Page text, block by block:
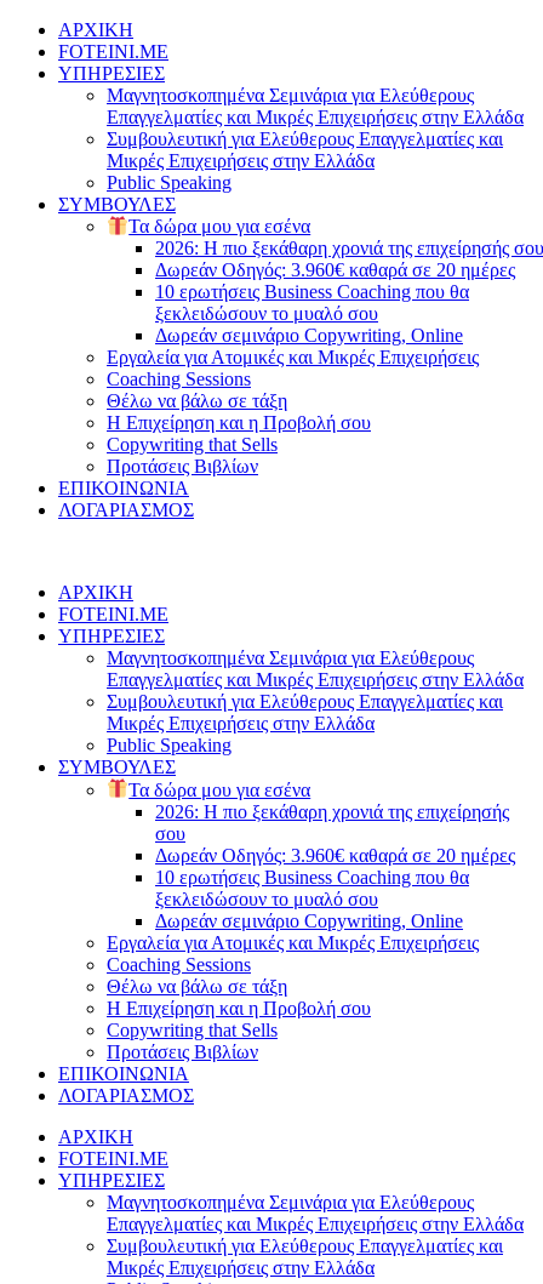
ΑΡΧΙΚΗ
FOTEINI.ME
ΥΠΗΡΕΣΙΕΣ
Μαγνητοσκοπημένα Σεμινάρια για Ελεύθερους
Επαγγελματίες και Μικρές Επιχειρήσεις στην Ελλάδα
Συμβουλευτική για Ελεύθερους Επαγγελματίες και
Μικρές Επιχειρήσεις στην Ελλάδα
Public Speaking
ΣΥΜΒΟΥΛΕΣ
Τα δώρα μου για εσένα
2026: Η πιο ξεκάθαρη χρονιά της επιχείρησής σου
Δωρεάν Οδηγός: 3.960€ καθαρά σε 20 ημέρες
10 ερωτήσεις Business Coaching που θα
ξεκλειδώσουν το μυαλό σου
Δωρεάν σεμινάριο Copywriting, Online
Εργαλεία για Ατομικές και Μικρές Επιχειρήσεις
Coaching Sessions
Θέλω να βάλω σε τάξη
Η Επιχείρηση και η Προβολή σου
Copywriting that Sells
Προτάσεις Βιβλίων
ΕΠΙΚΟΙΝΩΝΙΑ
ΛΟΓΑΡΙΑΣΜΟΣ
ΑΡΧΙΚΗ
FOTEINI.ME
ΥΠΗΡΕΣΙΕΣ
Μαγνητοσκοπημένα Σεμινάρια για Ελεύθερους
Επαγγελματίες και Μικρές Επιχειρήσεις στην Ελλάδα
Συμβουλευτική για Ελεύθερους Επαγγελματίες και
Μικρές Επιχειρήσεις στην Ελλάδα
Public Speaking
ΣΥΜΒΟΥΛΕΣ
Τα δώρα μου για εσένα
2026: Η πιο ξεκάθαρη χρονιά της επιχείρησής
σου
Δωρεάν Οδηγός: 3.960€ καθαρά σε 20 ημέρες
10 ερωτήσεις Business Coaching που θα
ξεκλειδώσουν το μυαλό σου
Δωρεάν σεμινάριο Copywriting, Online
Εργαλεία για Ατομικές και Μικρές Επιχειρήσεις
Coaching Sessions
Θέλω να βάλω σε τάξη
Η Επιχείρηση και η Προβολή σου
Copywriting that Sells
Προτάσεις Βιβλίων
ΕΠΙΚΟΙΝΩΝΙΑ
ΛΟΓΑΡΙΑΣΜΟΣ
ΑΡΧΙΚΗ
FOTEINI.ME
ΥΠΗΡΕΣΙΕΣ
Μαγνητοσκοπημένα Σεμινάρια για Ελεύθερους
Επαγγελματίες και Μικρές Επιχειρήσεις στην Ελλάδα
Συμβουλευτική για Ελεύθερους Επαγγελματίες και
Μικρές Επιχειρήσεις στην Ελλάδα